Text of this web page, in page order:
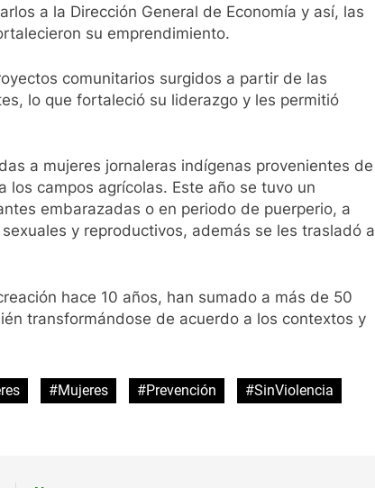
a la Dirección General de Economía y así, las
su emprendimiento.
comunitarios surgidos a partir de las
lo que fortaleció su liderazgo y les permitió
a mujeres jornaleras indígenas provenientes de
los campos agrícolas. Este año se tuvo un
embarazadas o en periodo de puerperio, a
y reproductivos, además se les trasladó a
hace 10 años, han sumado a más de 50
transformándose de acuerdo a los contextos y
#Mujeres #Prevención
#SinViolencia